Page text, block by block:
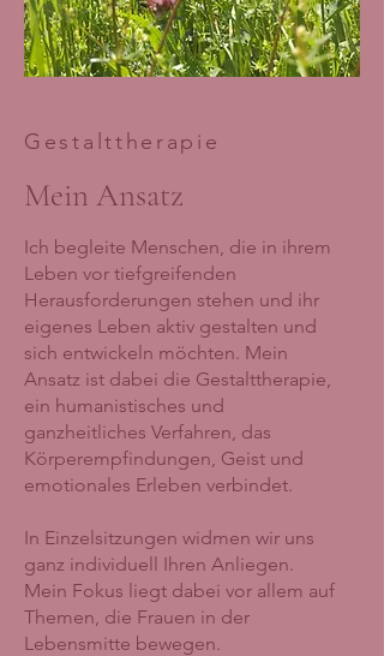
Gestalttherapie
Mein Ansatz
Ich begleite Menschen, die in ihrem
Leben vor tiefgreifenden
Herausforderungen stehen und ihr
eigenes Leben aktiv gestalten und
sich entwickeln möchten. Mein
Ansatz ist dabei die Gestalttherapie,
ein humanistisches und
ganzheitliches Verfahren, das
Körperempfindungen, Geist und
emotionales Erleben verbindet.
In Einzelsitzungen widmen wir uns
ganz individuell Ihren Anliegen.
Mein Fokus liegt dabei vor allem auf
Themen, die Frauen in der
Lebensmitte bewegen.